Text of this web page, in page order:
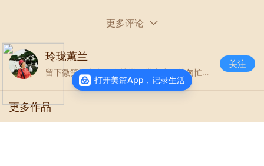
更多评论
玲珑蕙兰
留下微笑还生命一个灿烂，拂去岁月的匆忙，留个自己精彩的空间！
关注
更多作品
打开美篇App，记录生活